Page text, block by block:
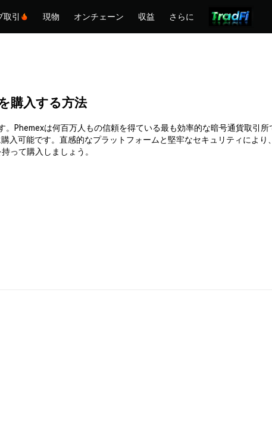
取引 現物 オンチェーン 収益 さらに
購入する方法
Phemexは何百万人もの信頼を得ている最も効率的な暗号通貨取引
入可能です。直感的なプラットフォームと堅牢なセキュリティによ
って購入しましょう。